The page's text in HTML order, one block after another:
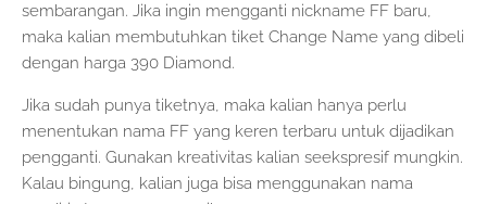
sembarangan. Jika ingin mengganti nickname FF baru,
maka kalian membutuhkan tiket Change Name yang dibeli
dengan harga 390 Diamond.
Jika sudah punya tiketnya, maka kalian hanya perlu
menentukan nama FF yang keren terbaru untuk dijadikan
pengganti. Gunakan kreativitas kalian seekspresif mungkin.
Kalau bingung, kalian juga bisa menggunakan nama